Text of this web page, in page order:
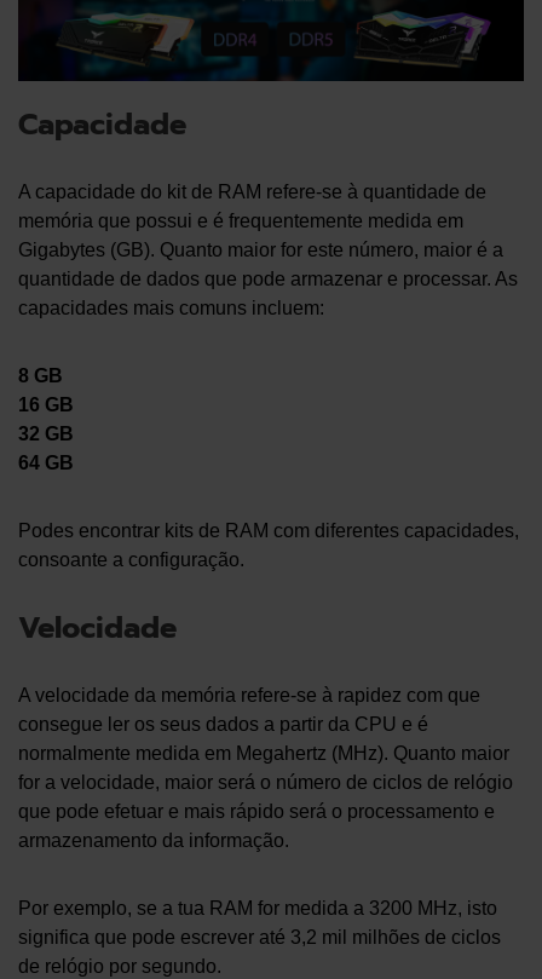
Capacidade
A capacidade do kit de RAM refere-se à quantidade de
memória que possui e é frequentemente medida em
Gigabytes (GB). Quanto maior for este número, maior é a
quantidade de dados que pode armazenar e processar. As
capacidades mais comuns incluem:
8 GB
16 GB
32 GB
64 GB
Podes encontrar kits de RAM com diferentes capacidades,
consoante a configuração.
Velocidade
A velocidade da memória refere-se à rapidez com que
consegue ler os seus dados a partir da CPU e é
normalmente medida em Megahertz (MHz). Quanto maior
for a velocidade, maior será o número de ciclos de relógio
que pode efetuar e mais rápido será o processamento e
armazenamento da informação.
Por exemplo, se a tua RAM for medida a 3200 MHz, isto
significa que pode escrever até 3,2 mil milhões de ciclos
de relógio por segundo.